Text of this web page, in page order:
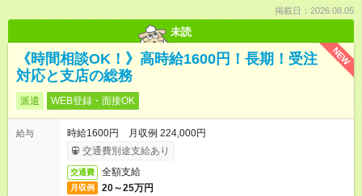
掲載日：2026.08.05
未読
NEW
《時間相談OK！》高時給1600円！長期！受注
対応と支店の総務
派遣 WEB登録・面接OK
給与
時給1600円 月収例 224,000円
交通費別途支給あり
交通費 全額支給
月収例 20～25万円